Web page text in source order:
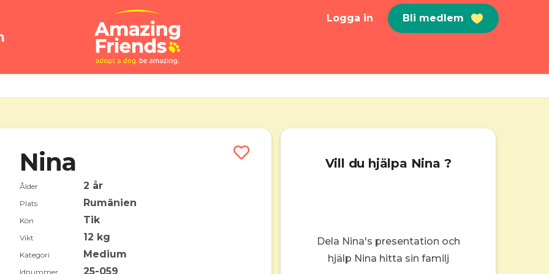
Logga in Bli medlem
Nina
Ålder 2 år
Plats Rumänien
Kön Tik
Vikt 12 kg
Kategori Medium
Idnummer 25-059
Vill du hjälpa Nina ?
Dela Nina's presentation och
hjälp Nina hitta sin familj